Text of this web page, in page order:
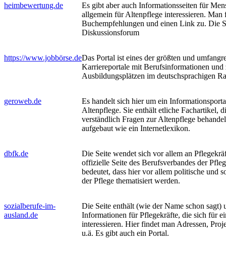
heimbewertung.de
Es gibt aber auch Informationsseiten für
allgemein für Altenpflege interessieren. Man
Buchempfehlungen und einen Link zu. Die
Diskussionsforum
https://www.jobbörse.deDas Portal ist eines der größten und
Karriereportale mit Berufsinformationen und
Ausbildungsplätzen im deutschsprachigen
geroweb.de
Es handelt sich hier um ein
Altenpflege. Sie enthält etliche Fachartikel,
verständlich Fragen zur Altenpflege
aufgebaut wie ein Internetlexikon.
dbfk.de
Die Seite wendet sich vor allem an
offizielle Seite des Berufsverbandes der
bedeutet, dass hier vor allem politische und
der Pflege thematisiert werden.
sozialberufe-im-
ausland.de
Die Seite enthält (wie der Name schon sagt)
Informationen für Pflegekräfte, die sich für
interessieren. Hier findet man Adressen,
u.ä. Es gibt auch ein Portal.